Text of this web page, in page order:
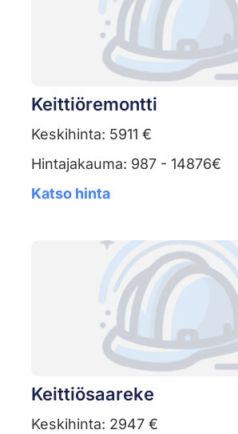
Keittiöremontti
Keskihinta: 5911 €
Hintajakauma: 987 - 14876€
Katso hinta
Keittiösaareke
Keskihinta: 2947 €